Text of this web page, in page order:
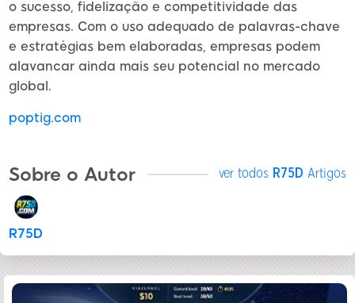
o sucesso, fidelização e competitividade das
empresas. Com o uso adequado de palavras-chave
e estratégias bem elaboradas, empresas podem
alavancar ainda mais seu potencial no mercado
global.
poptig.com
Sobre o Autor ver todos R75D Artigos
R75D